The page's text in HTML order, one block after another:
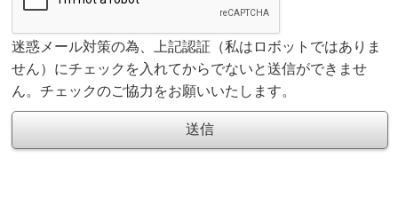
迷惑メール対策の為、上記認証（私はロボットではありま
せん）にチェックを入れてからでないと送信ができませ
ん。チェックのご協力をお願いいたします。